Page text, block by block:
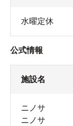
水曜定休
公式情報
施設名
ニノサ
ニノサ